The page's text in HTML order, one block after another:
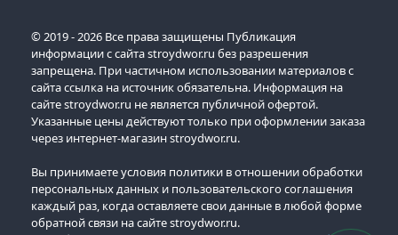
© 2019 - 2026 Все права защищены Публикация
информации с сайта stroydwor.ru без разрешения
запрещена. При частичном использовании материалов с
сайта ссылка на источник обязательна. Информация на
сайте stroydwor.ru не является публичной офертой.
Указанные цены действуют только при оформлении заказа
через интернет-магазин stroydwor.ru.
Вы принимаете условия политики в отношении обработки
персональных данных и пользовательского соглашения
каждый раз, когда оставляете свои данные в любой форме
обратной связи на сайте stroydwor.ru.